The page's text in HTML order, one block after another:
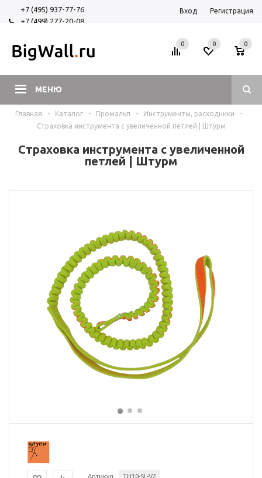
+7 (495) 937-77-76
+7 (499) 277-20-08
Вход Регистрация
МЕНЮ
0 0
0
Главная - Каталог - Промальп - Инструменты, расходники
-
Страховка инструмента с увеличенной петлей | Штурм
Страховка инструмента с увеличенной
петлей | Штурм
Артикул TH10-SL-V2